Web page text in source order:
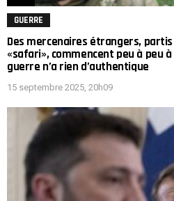
GUERRE
Des mercenaires étrangers,
«safari», commencent peu à peu
guerre n’a rien d’authentique
15 septembre 2025, 20h09